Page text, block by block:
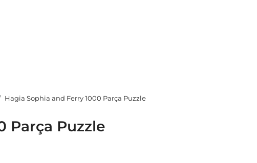
Hagia Sophia and Ferry 1000 Parça Puzzle
Parça Puzzle